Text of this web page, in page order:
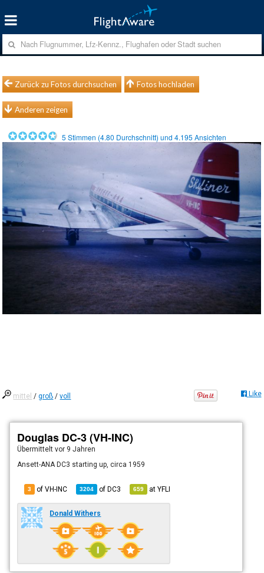
Zurück zu Fotos durchsuchen Fotos hochladen
Anderen zeigen
5 Stimmen (4.80 Durchschnitt) und4.195 Ansichten
mittel /groß /voll Like
Douglas DC-3 (VH-INC)
Übermitteltvor 9 Jahren
Ansett-ANA DC3 starting up, circa 1959
3 of VH-INC 3204 ofDC3 659 atYFLI
Donald Withers